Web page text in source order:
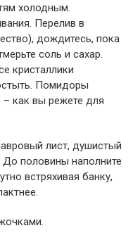
холодным.
Перелив в
дождитесь, пока
соль и сахар.
кристаллики
Помидоры
– как вы режете для
лист, душистый
До половины наполните
встряхивая банку,